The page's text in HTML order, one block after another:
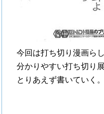
今回は打ち切り漫画らし
分かりやすい打ち切り
とりあえず書いていく。